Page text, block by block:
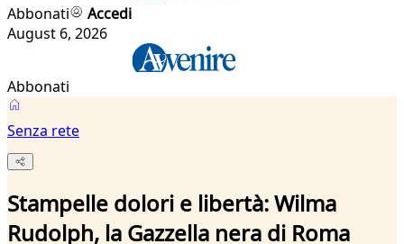
Abbonati
Accedi
August 6, 2026
Abbonati
Senza rete
Stampelle dolori e libertà: Wilma
Rudolph, la Gazzella nera di Roma